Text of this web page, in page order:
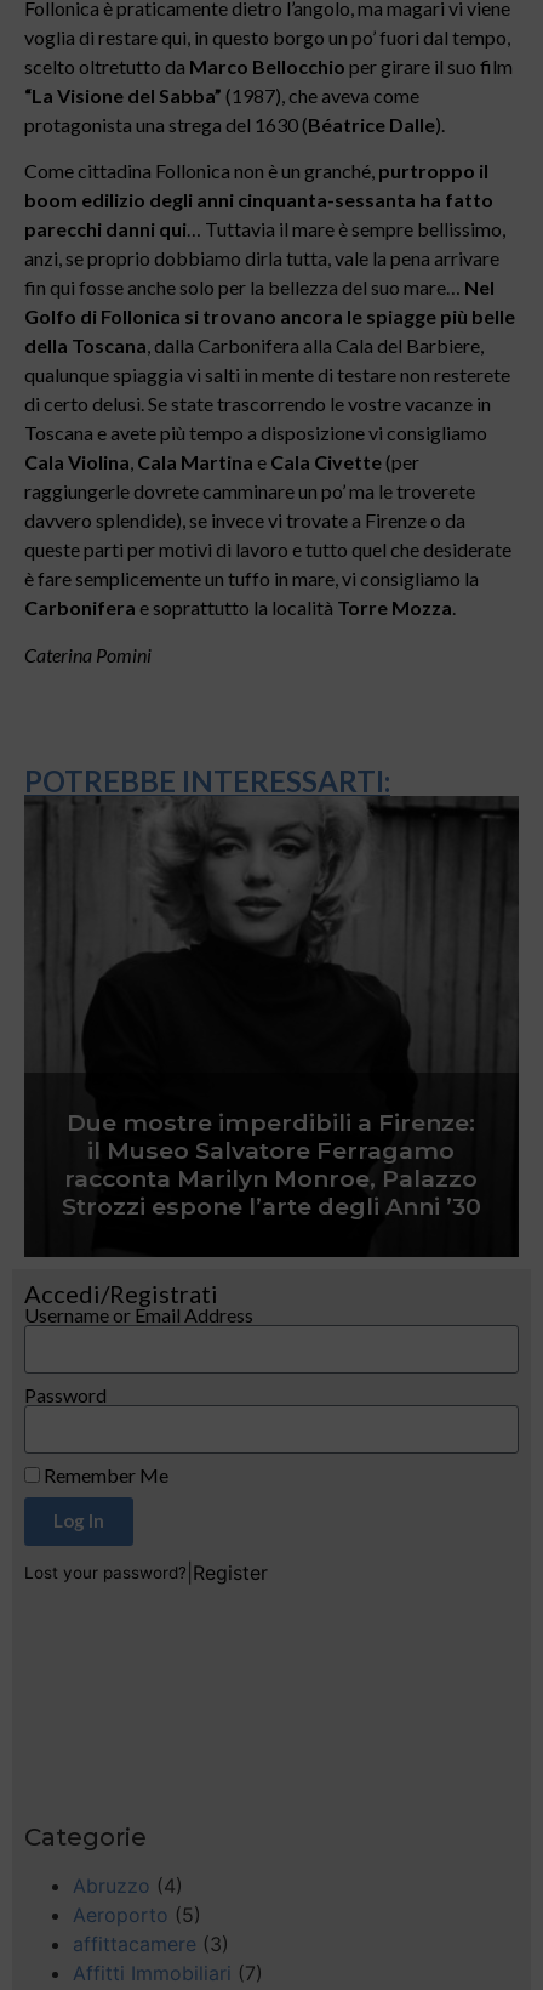
Follonica è praticamente dietro l’angolo, ma magari vi viene
voglia di restare qui, in questo borgo un po’ fuori dal tempo,
scelto oltretutto da Marco Bellocchio per girare il suo film
“La Visione del Sabba” (1987), che aveva come
protagonista una strega del 1630 (Béatrice Dalle).
Come cittadina Follonica non è un granché, purtroppo il
boom edilizio degli anni cinquanta-sessanta ha fatto
parecchi danni qui… Tuttavia il mare è sempre bellissimo,
anzi, se proprio dobbiamo dirla tutta, vale la pena arrivare
fin qui fosse anche solo per la bellezza del suo mare… Nel
Golfo di Follonica si trovano ancora le spiagge più belle
della Toscana, dalla Carbonifera alla Cala del Barbiere,
qualunque spiaggia vi salti in mente di testare non resterete
di certo delusi. Se state trascorrendo le vostre vacanze in
Toscana e avete più tempo a disposizione vi consigliamo
Cala Violina, Cala Martina e Cala Civette (per
raggiungerle dovrete camminare un po’ ma le troverete
davvero splendide), se invece vi trovate a Firenze o da
queste parti per motivi di lavoro e tutto quel che desiderate
è fare semplicemente un tuffo in mare, vi consigliamo la
Carbonifera e soprattutto la località Torre Mozza.
Caterina Pomini
POTREBBE INTERESSARTI:
Due mostre imperdibili a Firenze:
il Museo Salvatore Ferragamo
racconta Marilyn Monroe, Palazzo
Strozzi espone l’arte degli Anni ’30
Accedi/Registrati
Username or Email Address
Password
Remember Me
Log In
Lost your password? Register
Categorie
Abruzzo (4)
Aeroporto (5)
affittacamere (3)
Affitti Immobiliari (7)